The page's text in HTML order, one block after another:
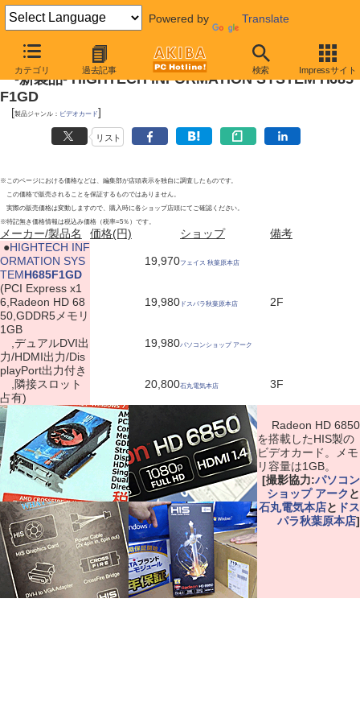
Powered by Translate
カテゴリ 過去記事 検索 Impressサイト
2010年10月30日号
-新製品- HIGHTECH INFORMATION SYSTEM H685
F1GD
[製品ジャンル： ビデオカード]
リスト
※このページにおける価格などは、編集部が店頭表示を独自に調査したものです。
この価格で販売されることを保証するものではありません。
実際の販売価格は変動しますので、購入時に各ショップ店頭にてご確認ください。
※特記無き価格情報は税込み価格（税率=5％）です。
メーカー/製品名 価格(円) ショップ
備考
●HIGHTECH INF
ORMATION SYS
TEMH685F1GD
(PCI Express x1
6,Radeon HD 68
50,GDDR5メモリ
1GB
,デュアルDVI出
力/HDMI出力/Dis
playPort出力付き
,隣接スロット
占有)
19,970フェイス 秋葉原本店
19,980 ドスパラ秋葉原本店 2F
19,980パソコンショップ アーク
20,800石丸電気本店 3F
Radeon HD 6850
を搭載したHIS製の
ビデオカード。メモ
リ容量は1GB。
[撮影協力:パソコン
ショップ アーク と
石丸電気本店と ドス
パラ秋葉原本店]